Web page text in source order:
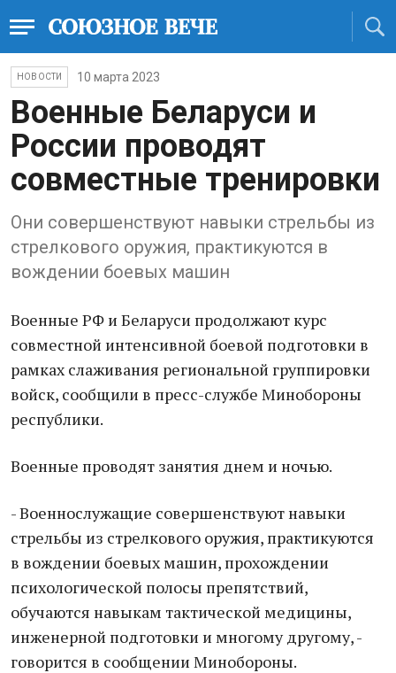
НОВОСТИ 10 марта 2023
Военные Беларуси и
России проводят
совместные тренировки
Они совершенствуют навыки стрельбы из
стрелкового оружия, практикуются в
вождении боевых машин
Военные РФ и Беларуси продолжают курс
совместной интенсивной боевой подготовки в
рамках слаживания региональной группировки
войск, сообщили в пресс-службе Минобороны
республики.
Военные проводят занятия днем и ночью.
- Военнослужащие совершенствуют навыки
стрельбы из стрелкового оружия, практикуются
в вождении боевых машин, прохождении
психологической полосы препятствий,
обучаются навыкам тактической медицины,
инженерной подготовки и многому другому, -
говорится в сообщении Минобороны.